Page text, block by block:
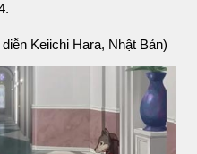
Keiichi Hara, Nhật Bản)